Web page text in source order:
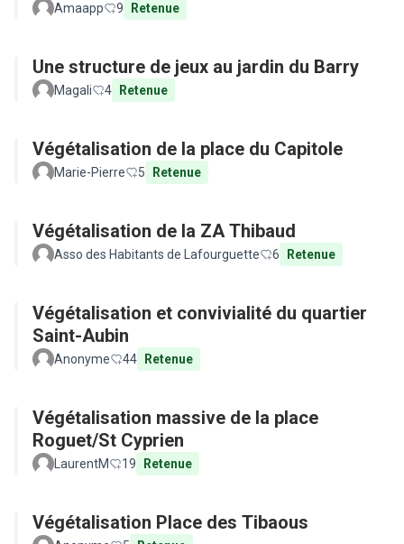
Amaapp 9 Retenue
Une structure de jeux au jardin du Barry
Magali 4 Retenue
Végétalisation de la place du Capitole
Marie-Pierre 5 Retenue
Végétalisation de la ZA Thibaud
Asso des Habitants de Lafourguette 6 Retenue
Végétalisation et convivialité du quartier
Saint-Aubin
Anonyme 44 Retenue
Végétalisation massive de la place
Roguet/St Cyprien
LaurentM 19 Retenue
Végétalisation Place des Tibaous